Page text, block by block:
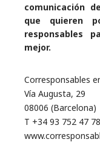
comunicación
que quieren
responsables
mejor.
Corresponsables
Vía Augusta, 29
08006 (Barcelona)
T +34 93 752 47 78